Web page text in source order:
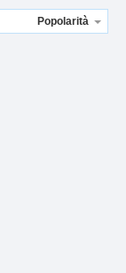
Popolarità